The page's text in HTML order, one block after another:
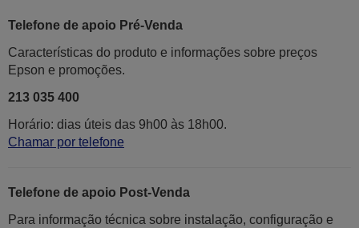
Telefone de apoio Pré-Venda
Características do produto e informações sobre preços
Epson e promoções.
213 035 400
Horário: dias úteis das 9h00 às 18h00.
Chamar por telefone
Telefone de apoio Post-Venda
Para informação técnica sobre instalação, configuração e